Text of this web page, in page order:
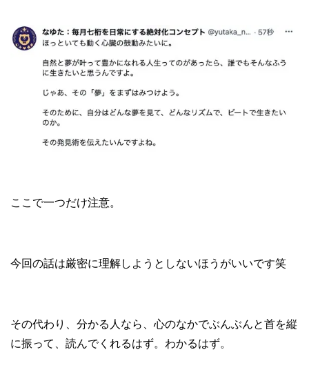
ここで一つだけ注意。
今回の話は厳密に理解しようとしないほうがいいです笑
その代わり、分かる人なら、心のなかでぶんぶんと首を縦
に振って、読んでくれるはず。わかるはず。